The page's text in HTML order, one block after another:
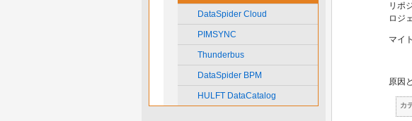
DataSpider Cloud
PIMSYNC
Thunderbus
DataSpider BPM
HULFT DataCatalog
リポ
ロジ
マイ
原因
カ